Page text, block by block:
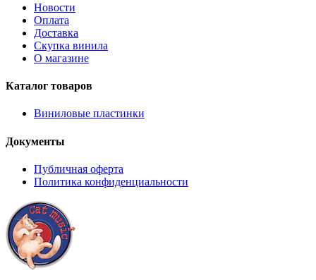
Новости
Оплата
Доставка
Скупка винила
О магазине
Каталог товаров
Виниловые пластинки
Документы
Публичная оферта
Политика конфиденциальности